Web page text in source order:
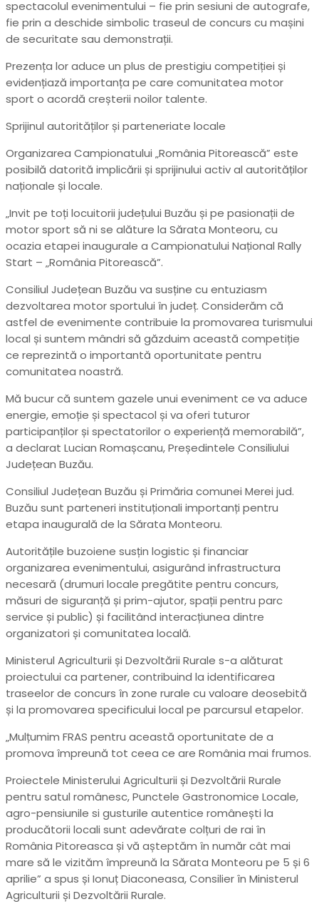
spectacolul evenimentului – fie prin sesiuni de autografe,
fie prin a deschide simbolic traseul de concurs cu mașini
de securitate sau demonstrații.
Prezența lor aduce un plus de prestigiu competiției și
evidențiază importanța pe care comunitatea motor
sport o acordă creșterii noilor talente.
Sprijinul autorităților și parteneriate locale
Organizarea Campionatului „România Pitorească” este
posibilă datorită implicării și sprijinului activ al autorităților
naționale și locale.
„Invit pe toți locuitorii județului Buzău și pe pasionații de
motor sport să ni se alăture la Sărata Monteoru, cu
ocazia etapei inaugurale a Campionatului Național Rally
Start – „România Pitorească”.
Consiliul Județean Buzău va susține cu entuziasm
dezvoltarea motor sportului în județ. Considerăm că
astfel de evenimente contribuie la promovarea turismului
local și suntem mândri să găzduim această competiție
ce reprezintă o importantă oportunitate pentru
comunitatea noastră.
Mă bucur că suntem gazele unui eveniment ce va aduce
energie, emoție și spectacol și va oferi tuturor
participanților și spectatorilor o experiență memorabilă”,
a declarat Lucian Romașcanu, Președintele Consiliului
Județean Buzău.
Consiliul Județean Buzău și Primăria comunei Merei jud.
Buzău sunt parteneri instituționali importanți pentru
etapa inaugurală de la Sărata Monteoru.
Autoritățile buzoiene susțin logistic și financiar
organizarea evenimentului, asigurând infrastructura
necesară (drumuri locale pregătite pentru concurs,
măsuri de siguranță și prim-ajutor, spații pentru parc
service și public) și facilitând interacțiunea dintre
organizatori și comunitatea locală.
Ministerul Agriculturii și Dezvoltării Rurale s-a alăturat
proiectului ca partener, contribuind la identificarea
traseelor de concurs în zone rurale cu valoare deosebită
și la promovarea specificului local pe parcursul etapelor.
„Mulțumim FRAS pentru această oportunitate de a
promova împreună tot ceea ce are România mai frumos.
Proiectele Ministerului Agriculturii și Dezvoltării Rurale
pentru satul românesc, Punctele Gastronomice Locale,
agro-pensiunile si gusturile autentice românești la
producătorii locali sunt adevărate colțuri de rai în
România Pitoreasca și vă așteptăm în număr cât mai
mare să le vizităm împreună la Sărata Monteoru pe 5 și 6
aprilie” a spus și Ionuț Diaconeasa, Consilier în Ministerul
Agriculturii și Dezvoltării Rurale.